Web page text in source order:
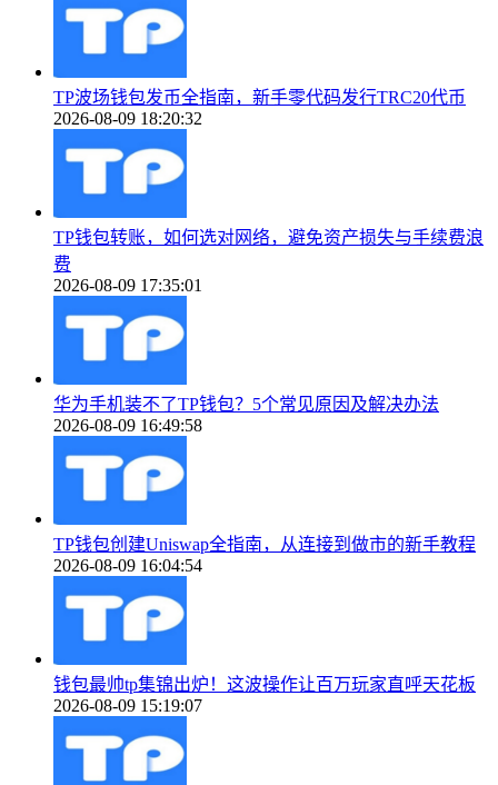
TP波场钱包发币全指南，新手零代码发行TRC20代币
2026-08-09 18:20:32
TP钱包转账，如何选对网络，避免资产损失与手续费浪
费
2026-08-09 17:35:01
华为手机装不了TP钱包？5个常见原因及解决办法
2026-08-09 16:49:58
TP钱包创建Uniswap全指南，从连接到做市的新手教程
2026-08-09 16:04:54
钱包最帅tp集锦出炉！这波操作让百万玩家直呼天花板
2026-08-09 15:19:07